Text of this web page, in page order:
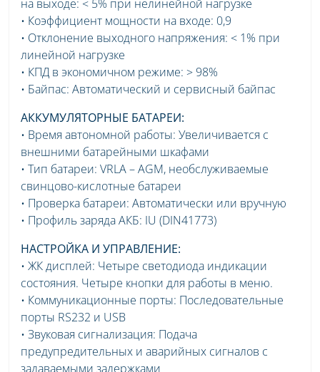
на выходе: < 5% при нелинейной нагрузке
• Коэффициент мощности на входе: 0,9
• Отклонение выходного напряжения: < 1% при
линейной нагрузке
• КПД в экономичном режиме: > 98%
• Байпас: Автоматический и сервисный байпас
АККУМУЛЯТОРНЫЕ БАТАРЕИ:
• Время автономной работы: Увеличивается с
внешними батарейными шкафами
• Тип батареи: VRLA – AGM, необслуживаемые
свинцово-кислотные батареи
• Проверка батареи: Автоматически или вручную
• Профиль заряда АКБ: IU (DIN41773)
НАСТРОЙКА И УПРАВЛЕНИЕ:
• ЖК дисплей: Четыре светодиода индикации
состояния. Четыре кнопки для работы в меню.
• Коммуникационные порты: Последовательные
порты RS232 и USB
• Звуковая сигнализация: Подача
предупредительных и аварийных сигналов с
задаваемыми задержками